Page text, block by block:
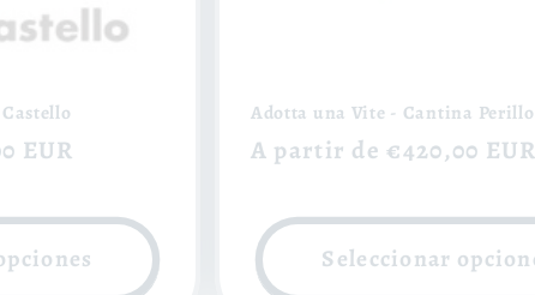
EUR
Adotta una Vite - Cantina Perillo
Precio
A partir de €420,00 EUR
Seleccionar